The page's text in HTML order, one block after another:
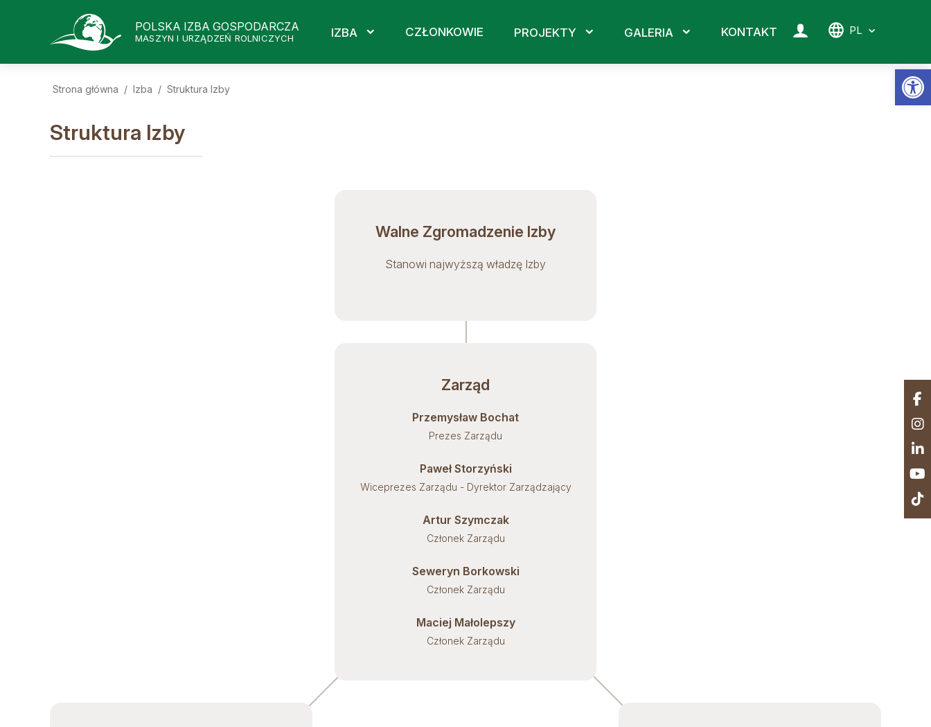
POLSKA IZBA GOSPODARCZA
MASZYN I URZĄDZEŃ ROLNICZYCH IZBA CZŁONKOWIE PROJEKTY GALERIA KONTAKT PL
Strona główna / Izba / Struktura Izby
Struktura Izby
Walne Zgromadzenie Izby
Stanowi najwyższą władzę Izby
Zarząd
Przemysław Bochat
Prezes Zarządu
Paweł Storzyński
Wiceprezes Zarządu - Dyrektor Zarządzający
Artur Szymczak
Członek Zarządu
Seweryn Borkowski
Członek Zarządu
Maciej Małolepszy
Członek Zarządu